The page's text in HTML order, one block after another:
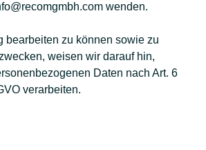
wenden.
bearbeiten zu können sowie zu
weisen wir darauf hin,
Daten nach Art. 6
verarbeiten.